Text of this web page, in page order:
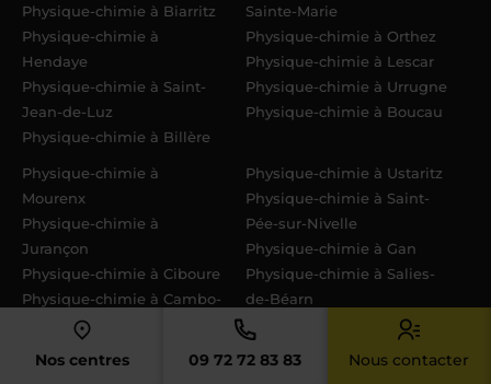
Nos centres 09 72 72 83 83 Nous contacter
Physique-chimie à Biarritz
Physique-chimie à
Hendaye
Physique-chimie à Saint-
Jean-de-Luz
Physique-chimie à Billère
Sainte-Marie
Physique-chimie à Orthez
Physique-chimie à Lescar
Physique-chimie à Urrugne
Physique-chimie à Boucau
Physique-chimie à
Mourenx
Physique-chimie à
Jurançon
Physique-chimie à Ciboure
Physique-chimie à Cambo-
les-Bains
Physique-chimie à Ustaritz
Physique-chimie à Saint-
Pée-sur-Nivelle
Physique-chimie à Gan
Physique-chimie à Salies-
de-Béarn
Physique-chimie à Bizanos